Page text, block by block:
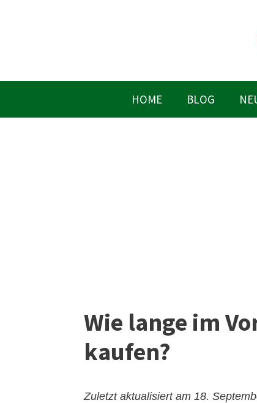
HOME BLOG
Wie lange im
kaufen?
Zuletzt aktualisiert am 18.